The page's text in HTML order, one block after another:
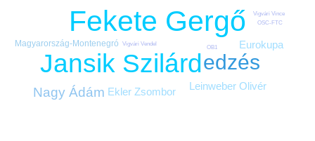
Fekete Gergő
Jansik Szilárdedzés
Nagy Ádám Ekler Zsombor
Eurokupa
Leinweber Olivér
Magyarország-Montenegró OB1
OSC-FTC
Vigvári Vendel
Vigvári Vince